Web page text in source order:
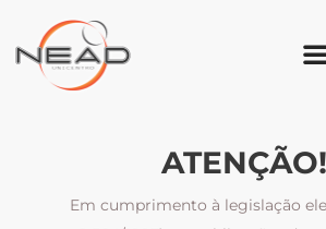
ATENÇÃO!
Em cumprimento à legislação